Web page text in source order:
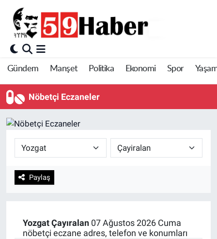
Gündem Manşet Politika Ekonomi Spor
Nöbetçi Eczaneler
Paylaş
Yozgat Çayıralan07 Ağustos 2026 Cuma
nöbetçi eczane adres, telefon ve konumları